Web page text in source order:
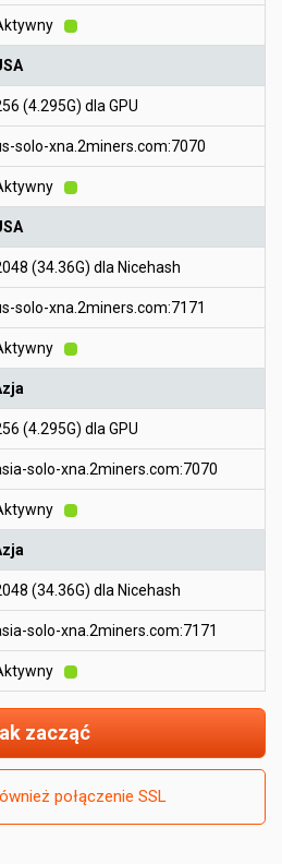
(4.295G) dla GPU
solo-xna.2miners.com:7070
(34.36G) dla Nicehash
solo-xna.2miners.com:7171
(4.295G) dla GPU
solo-xna.2miners.com:7070
(34.36G) dla Nicehash
solo-xna.2miners.com:7171
zacząć
połączenie SSL